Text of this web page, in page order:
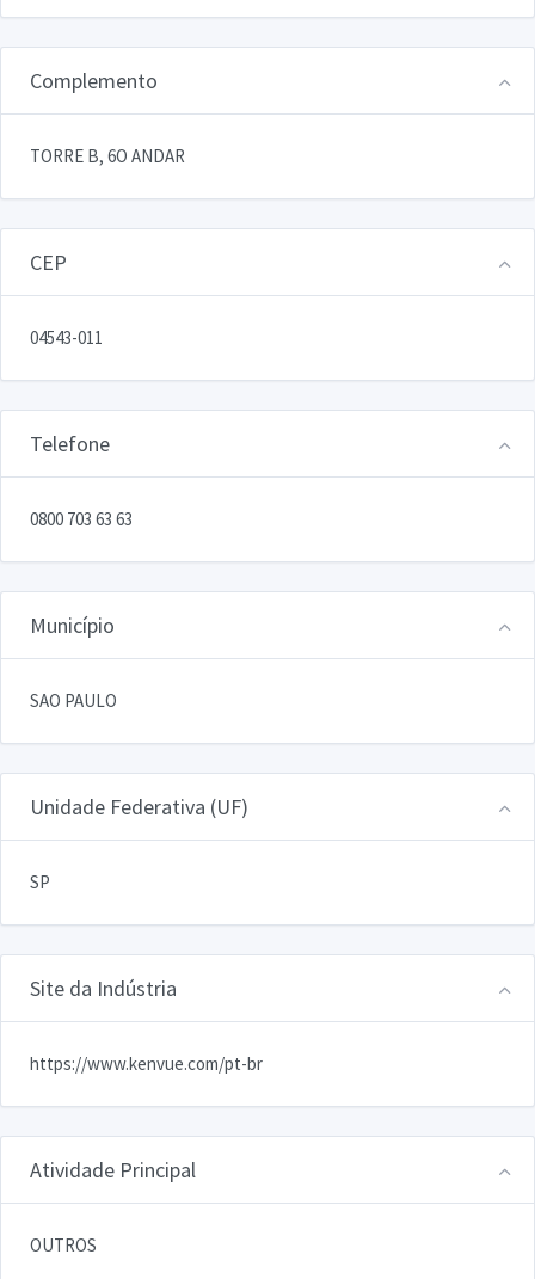
Complemento
TORRE B, 6O ANDAR
CEP
04543-011
Telefone
0800 703 63 63
Município
SAO PAULO
Unidade Federativa (UF)
SP
Site da Indústria
https://www.kenvue.com/pt-br
Atividade Principal
OUTROS